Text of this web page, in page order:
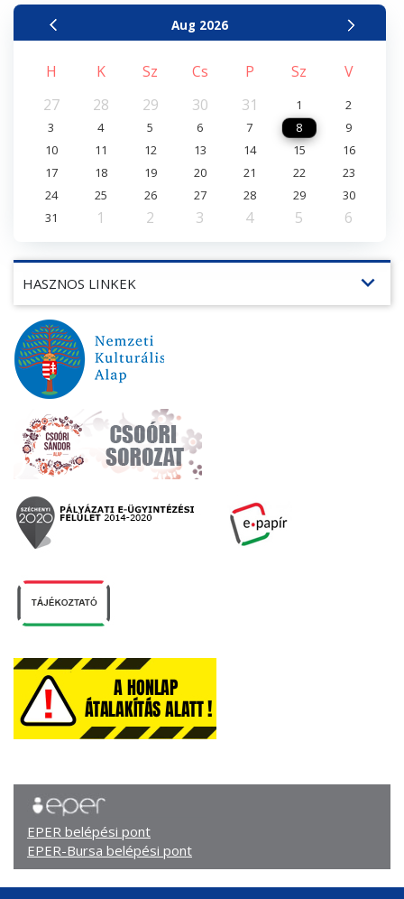
Aug 2026
H K Sz Cs P Sz
V
27
28 29 30 31 1
2
3
4 5 6 7 8
9
10
11 12 13 14 15
16
17
18 19 20 21 22
23
24
25 26 27 28 29
30
31
1 2 3 4 5 6
EPER belépési pont
EPER-Bursa belépési pont
HASZNOS LINKEK expand_more